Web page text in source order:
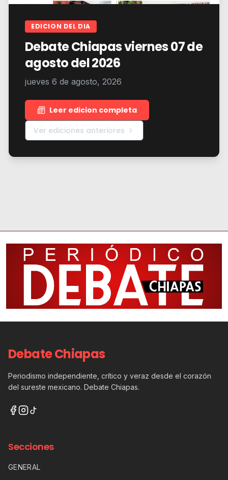
EDICION DEL DIA
Debate Chiapas viernes 07 de
agosto del 2026
jueves 6 de agosto, 2026
Leer edicion completa
Ver ediciones anteriores
Debate Chiapas
Periodismo independiente, crítico y veraz desde el corazón
del sureste mexicano. Debate Chiapas.
Secciones
GENERAL